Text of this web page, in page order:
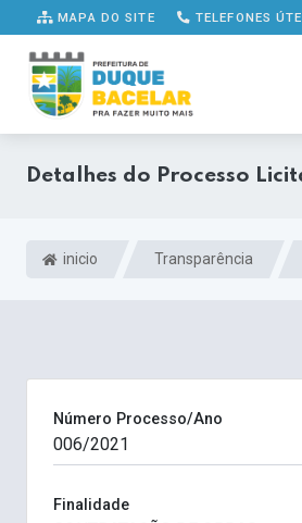
MAPA DO SITE TELEFONES
Detalhes do Processo
inicio Transparência
Número Processo/Ano
Finalidade